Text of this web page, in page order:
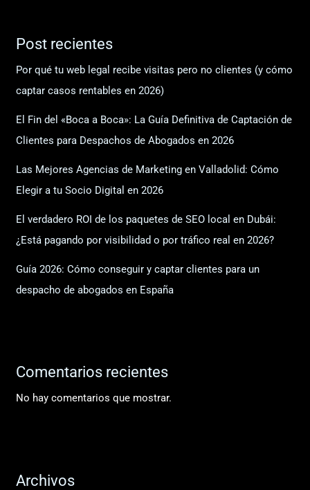
Post recientes
Por qué tu web legal recibe visitas pero no clientes (y cómo
captar casos rentables en 2026)
El Fin del «Boca a Boca»: La Guía Definitiva de Captación de
Clientes para Despachos de Abogados en 2026
Las Mejores Agencias de Marketing en Valladolid: Cómo
Elegir a tu Socio Digital en 2026
El verdadero ROI de los paquetes de SEO local en Dubái:
¿Está pagando por visibilidad o por tráfico real en 2026?
Guía 2026: Cómo conseguir y captar clientes para un
despacho de abogados en España
Comentarios recientes
No hay comentarios que mostrar.
Archivos